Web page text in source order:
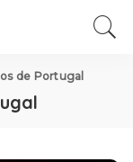
de Portugal